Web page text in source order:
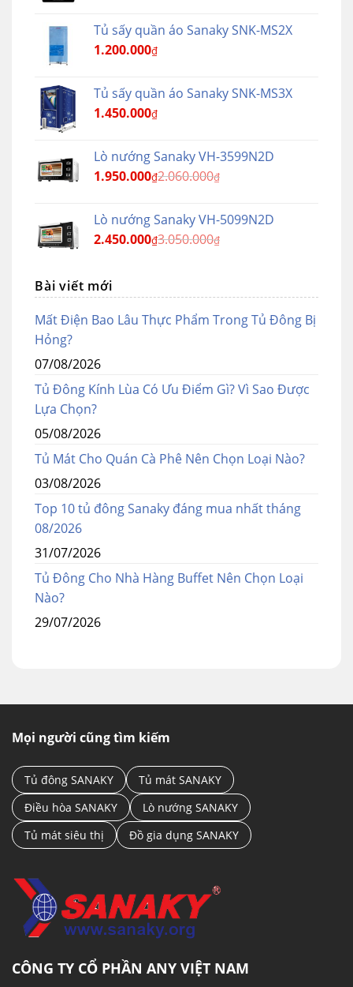
Tủ sấy quần áo Sanaky SNK-MS2X
1.200.000₫
Tủ sấy quần áo Sanaky SNK-MS3X
1.450.000₫
Lò nướng Sanaky VH-3599N2D
1.950.000₫2.060.000₫
Lò nướng Sanaky VH-5099N2D
2.450.000₫3.050.000₫
Bài viết mới
Mất Điện Bao Lâu Thực Phẩm Trong Tủ Đông Bị
Hỏng?
07/08/2026
Tủ Đông Kính Lùa Có Ưu Điểm Gì? Vì Sao Được
Lựa Chọn?
05/08/2026
Tủ Mát Cho Quán Cà Phê Nên Chọn Loại Nào?
03/08/2026
Top 10 tủ đông Sanaky đáng mua nhất tháng
08/2026
31/07/2026
Tủ Đông Cho Nhà Hàng Buffet Nên Chọn Loại
Nào?
29/07/2026
Mọi người cũng tìm kiếm
Tủ đông SANAKY
Tủ mát SANAKY
Điều hòa SANAKY
Lò nướng SANAKY
Tủ mát siêu thị
Đồ gia dụng SANAKY
CÔNG TY CỔ PHẦN ANY VIỆT NAM